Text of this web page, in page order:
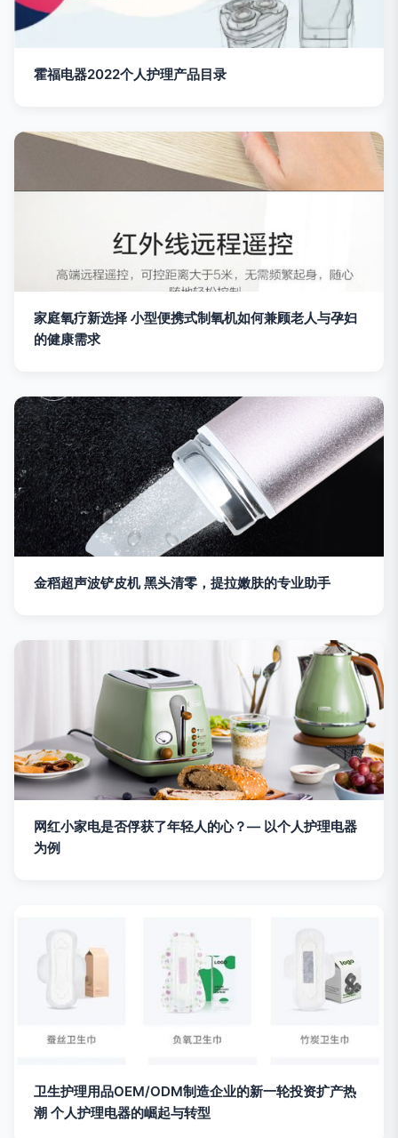
霍福电器2022个人护理产品目录
家庭氧疗新选择 小型便携式制氧机如何兼顾老人与孕妇
的健康需求
金稻超声波铲皮机 黑头清零，提拉嫩肤的专业助手
网红小家电是否俘获了年轻人的心？— 以个人护理电器
为例
卫生护理用品OEM/ODM制造企业的新一轮投资扩产热
潮 个人护理电器的崛起与转型